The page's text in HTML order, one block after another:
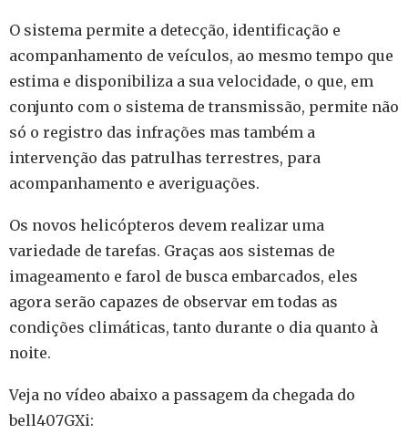
O sistema permite a detecção, identificação e
acompanhamento de veículos, ao mesmo tempo que
estima e disponibiliza a sua velocidade, o que, em
conjunto com o sistema de transmissão, permite não
só o registro das infrações mas também a
intervenção das patrulhas terrestres, para
acompanhamento e averiguações.
Os novos helicópteros devem realizar uma
variedade de tarefas. Graças aos sistemas de
imageamento e farol de busca embarcados, eles
agora serão capazes de observar em todas as
condições climáticas, tanto durante o dia quanto à
noite.
Veja no vídeo abaixo a passagem da chegada do
bell407GXi: